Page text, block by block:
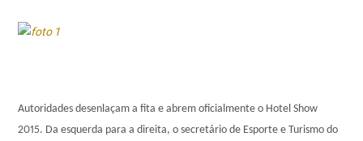
Autoridades desenlaçam a fita e abrem oficialmente o Hotel Show
2015. Da esquerda para a direita, o secretário de Esporte e Turismo do